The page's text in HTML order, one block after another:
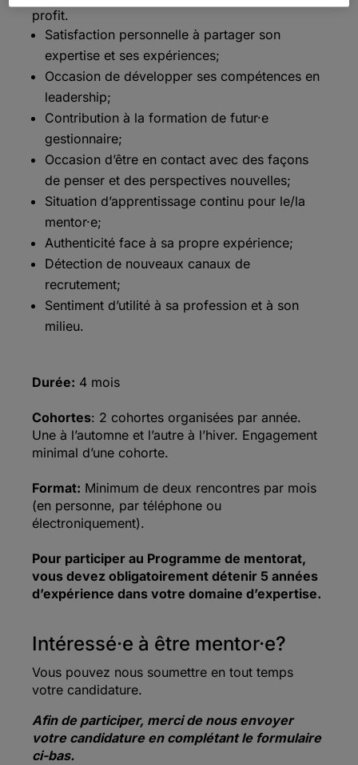
profit.
Satisfaction personnelle à partager son
expertise et ses expériences;
Occasion de développer ses compétences en
leadership;
Contribution à la formation de futur·e
gestionnaire;
Occasion d’être en contact avec des façons
de penser et des perspectives nouvelles;
Situation d’apprentissage continu pour le/la
mentor·e;
Authenticité face à sa propre expérience;
Détection de nouveaux canaux de
recrutement;
Sentiment d’utilité à sa profession et à son
milieu.
Durée: 4 mois
Cohortes: 2 cohortes organisées par année.
Une à l’automne et l’autre à l’hiver. Engagement
minimal d’une cohorte.
Format: Minimum de deux rencontres par mois
(en personne, par téléphone ou
électroniquement).
Pour participer au Programme de mentorat,
vous devez obligatoirement détenir 5 années
d’expérience dans votre domaine d’expertise.
Intéressé·e à être mentor·e?
Vous pouvez nous soumettre en tout temps
votre candidature.
Afin de participer, merci de nous envoyer
votre candidature en complétant le formulaire
ci-bas.